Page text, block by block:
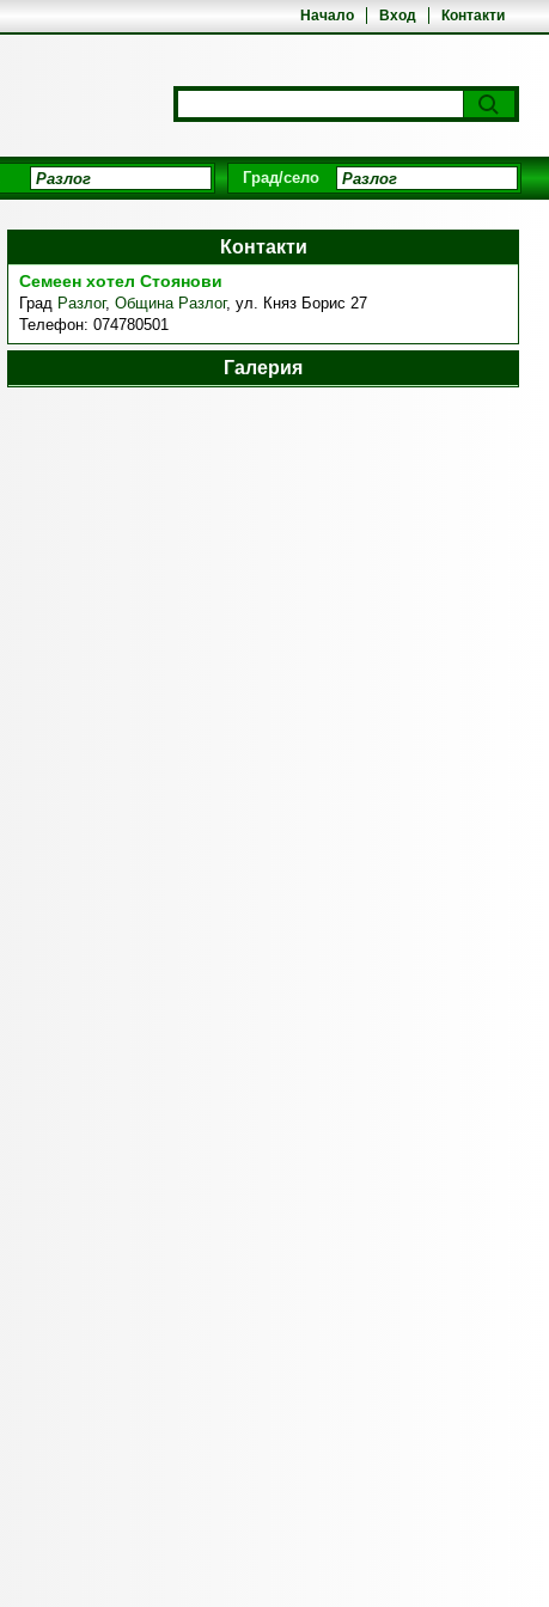
Начало Вход Контакти
Град/село
Контакти
Семеен хотел Стоянови
Град Разлог, Община Разлог, ул. Княз Борис 27
Телефон: 074780501
Галерия